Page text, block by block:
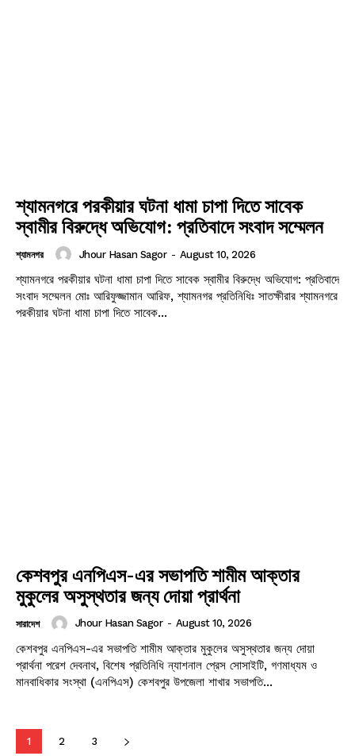
বিনোদন
ভিডিও
শ্যামনগরে পরকীয়ার ঘটনা ধামা চাপা দিতে সাবেক
স্বামীর বিরুদ্ধে অভিযোগ: প্রতিবাদে সংবাদ সম্মেলন
শ্যামনগর Jhour Hasan Sagor - August 10, 2026
শ্যামনগরে পরকীয়ার ঘটনা ধামা চাপা দিতে সাবেক স্বামীর বিরুদ্ধে অভিযোগ: প্রতিবাদে
সংবাদ সম্মেলন মোঃ আরিফুজ্জামান আরিফ, শ্যামনগর প্রতিনিধিঃ সাতক্ষীরার শ্যামনগরে
পরকীয়ার ঘটনা ধামা চাপা দিতে সাবেক...
কেশবপুর এনপিএস-এর সভাপতি শামীম আক্তার
মুকুলের অসুস্থতার জন্য দোয়া প্রার্থনা
সারাদেশ Jhour Hasan Sagor - August 10, 2026
কেশবপুর এনপিএস-এর সভাপতি শামীম আক্তার মুকুলের অসুস্থতার জন্য দোয়া
প্রার্থনা পরেশ দেবনাথ, বিশেষ প্রতিনিধি ন্যাশনাল প্রেস সোসাইটি, গণমাধ্যম ও
মানবাধিকার সংস্থা (এনপিএস) কেশবপুর উপজেলা শাখার সভাপতি...
1 2 3